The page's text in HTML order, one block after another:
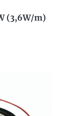
(3,6W/m)